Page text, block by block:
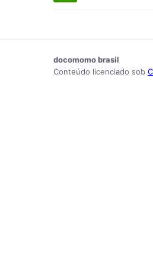
docomomo brasil
Conteúdo licenciado sob